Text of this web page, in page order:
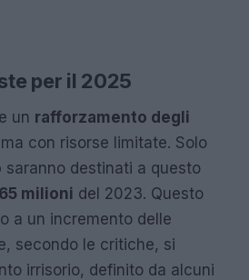
per il 2025
un rafforzamento degli
con risorse limitate. Solo
saranno destinati a questo
milioni del 2023. Questo
a un incremento delle
secondo le critiche, si
irrisorio, definito da alcuni